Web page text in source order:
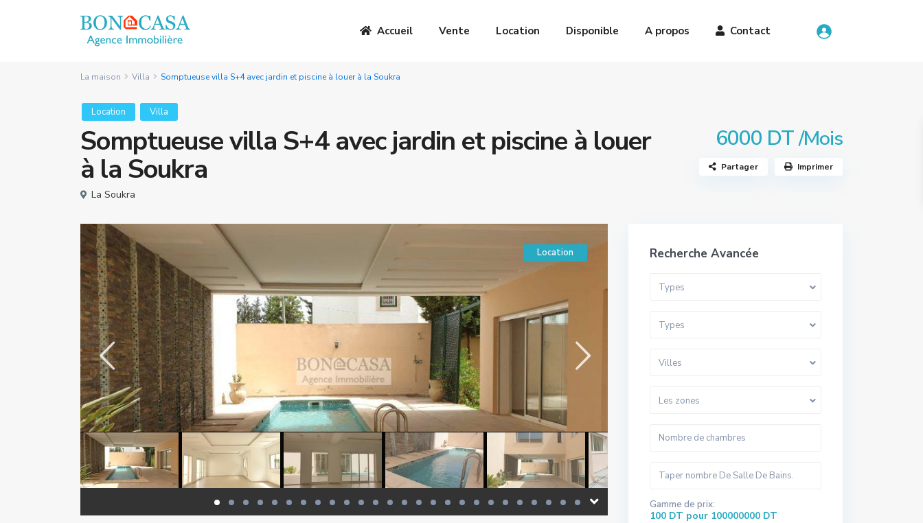
Accueil Vente Location Disponible A propos Contact
La maison Villa Somptueuse villa S+4 avec jardin et piscine à louer à la Soukra
Location Villa
Somptueuse villa S+4 avec jardin et piscine à louer
à la Soukra
6000 DT/Mois
La Soukra
Partager Imprimer
Location Recherche Avancée
Types
Types
Villes
Les zones
Gamme de prix:
100 DT pour 100000000 DT